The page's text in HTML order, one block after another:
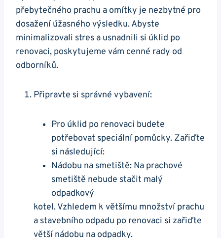
přebytečného prachu a omítky je nezbytné pro
dosažení úžasného výsledku. Abyste
minimalizovali stres a usnadnili si úklid po
renovaci, poskytujeme vám cenné rady od
odborníků.
Připravte si správné vybavení:
Pro úklid po renovaci budete
potřebovat speciální pomůcky. Zařiďte
si následující:
Nádobu na smetiště: Na prachové
smetiště nebude stačit malý
odpadkový
kotel. Vzhledem k většímu množství prachu
a stavebního odpadu po renovaci si zařiďte
větší nádobu na odpadky.